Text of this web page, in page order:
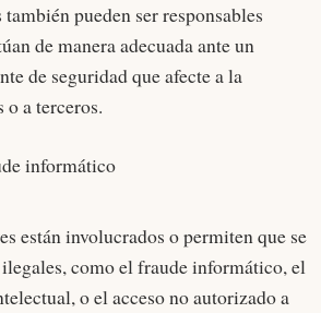
pueden ser responsables
de manera adecuada ante un
de seguridad que afecte a la
o a terceros.
informático
están involucrados o permiten que se
como el fraude informático, el
o el acceso no autorizado a